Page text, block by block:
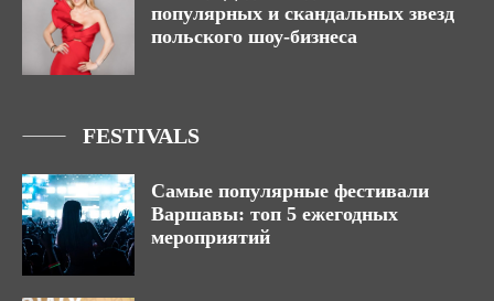
популярных и скандальных звезд
польского шоу-бизнеса
FESTIVALS
Самые популярные фестивали
Варшавы: топ 5 ежегодных
мероприятий